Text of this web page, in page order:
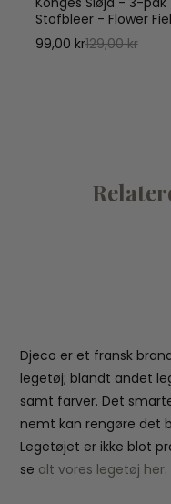
Stofbleer - Flower
99,00 kr129,00 kr
Djeco er et fransk
legetøj; blandt andet
samt farver. Det
nemt kan rengøre det
Legetøjet er ikke blot
se alt vores legetøj her.